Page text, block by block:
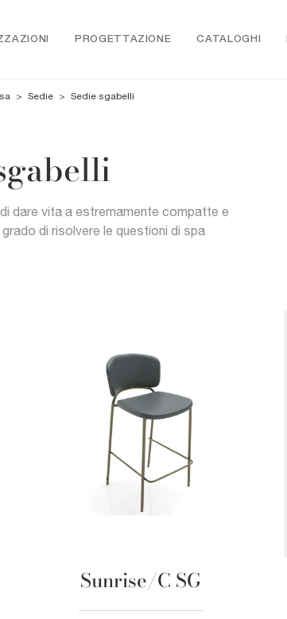
PROGETTAZIONE CATALOGHI
> Sedie > Sedie sgabelli
dare vita a estremamente compatte e
di risolvere le questioni di spa
Sunrise/C SG